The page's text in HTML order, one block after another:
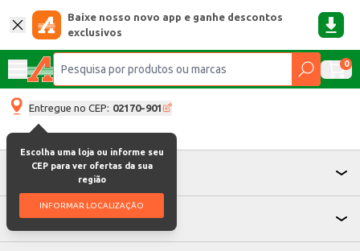
Baixe nosso novo app e ganhe descontos
exclusivos
0
Entregue no CEP: 02170-901
Escolha uma loja ou informe seu
CEP para ver ofertas da sua
região
INFORMAR LOCALIZAÇÃO
Atendimento
Institucional